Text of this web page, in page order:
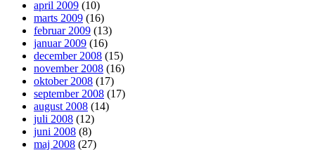
april 2009 (10)
marts 2009 (16)
februar 2009 (13)
januar 2009 (16)
december 2008 (15)
november 2008 (16)
oktober 2008 (17)
september 2008 (17)
august 2008 (14)
juli 2008 (12)
juni 2008 (8)
maj 2008 (27)